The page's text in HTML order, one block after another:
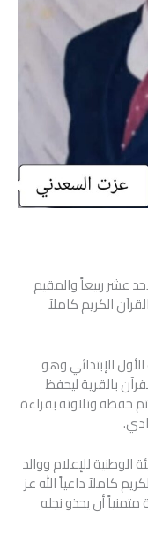
عشر ربيعاً والمقيم
الكريم كاملآ
الإبتدائي وهو
بالقرية ليحفظ
حفظه وتلاوته بقراءة
للإعلام ووالد
كاملآ داعياً الله عز
أن يحذو نجله